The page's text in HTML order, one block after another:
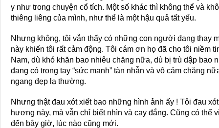
y như trong chuyện cổ tích. Một số khác thì không thể và
thiêng liêng của mình, như thể là một hậu quả tất yếu.
Nhưng không, tôi vẫn thấy có những con người đang thay
này khiến tôi rất cảm động. Tôi cám ơn họ đã cho tôi niềm
Nam, dù khó khăn bao nhiêu chăng nữa, dù bị trù dập bao
đang có trong tay “sức mạnh” tàn nhẫn và vô cảm chăng
ngang đẹp lạ thường.
Nhưng thật đau xót xiết bao những hình ảnh ấy ! Tôi đau
hương này, mà vẫn chỉ biết nhìn và cay đắng. Cũng có thể
đến bây giờ, lúc nào cũng mới.